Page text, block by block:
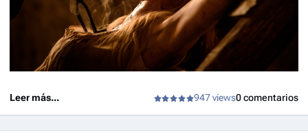
Leer más... 947 views0 comentarios